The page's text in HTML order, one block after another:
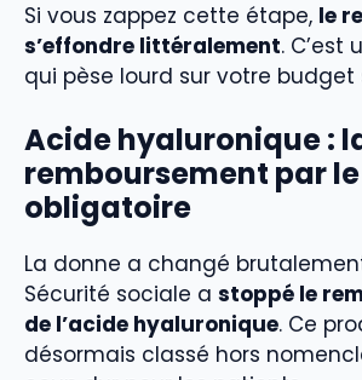
Si vous zappez cette étape, le
s’effondre littéralement. C’est
qui pèse lourd sur votre budget
Acide hyaluronique :
remboursement par
obligatoire
La donne a changé
Sécurité sociale a stoppé le
de l’acide hyaluronique. Ce
désormais classé hors